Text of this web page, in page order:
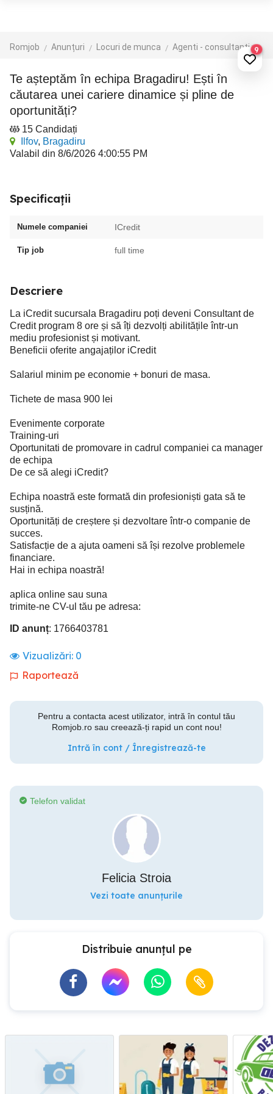
Romjob Anunțuri Locuri de munca Agenti - consultanti vanzari9
Te așteptăm în echipa Bragadiru! Ești în
căutarea unei cariere dinamice și pline de
oportunități?
15 Candidați
Ilfov, Bragadiru
Valabil din 8/6/2026 4:00:55 PM
Specificații
Numele companiei ICredit
Tip job full time
Descriere
La iCredit sucursala Bragadiru poți deveni Consultant de
Credit program 8 ore și să îți dezvolți abilitățile într-un
mediu profesionist și motivant.
Beneficii oferite angajaților iCredit
Salariul minim pe economie + bonuri de masa.
Tichete de masa 900 lei
Evenimente corporate
Training-uri
Oportunitati de promovare in cadrul companiei ca manager
de echipa
De ce să alegi iCredit?
Echipa noastră este formată din profesioniști gata să te
susțină.
Oportunități de creștere și dezvoltare într-o companie de
succes.
Satisfacție de a ajuta oameni să își rezolve problemele
financiare.
Hai in echipa noastră!
aplica online sau suna
trimite-ne CV-ul tău pe adresa:
ID anunț: 1766403781
Vizualizări: 0
Raportează
Pentru a contacta acest utilizator, intră în contul tău
Romjob.ro sau creează-ți rapid un cont nou!
Intră în cont / Înregistrează-te
Telefon validat
Felicia Stroia
Vezi toate anunțurile
Distribuie anunțul pe